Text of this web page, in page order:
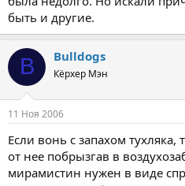
быть и другие.
B Bulldogs
Кёрхер Мэн
11 Ноя 2006
Если вонь с запахом тухляка,
от нее побрызгав в
мирамистин нужен в виде